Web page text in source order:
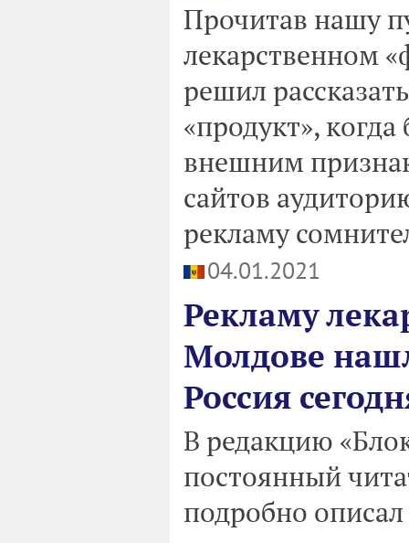
Прочитав нашу
лекарственном
решил
«продукт»,
внешним
сайтов
рекламу
04.01.2021
Рекламу
Молдове
Россия
В редакцию
постоянный
подробно